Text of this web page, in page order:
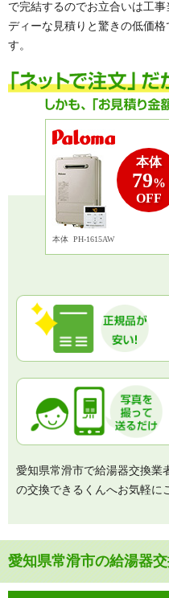
で完結するのでお立合いは工
ディーな見積りと驚きの低価
す。
本体
79%
OFF
本体 PH-1615AW
愛知県常滑市で給湯器交換業
の交換できるくんへお気軽に
愛知県常滑市の給湯器